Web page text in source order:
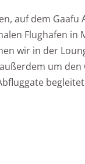
auf dem
Flughafen
wir in der
um